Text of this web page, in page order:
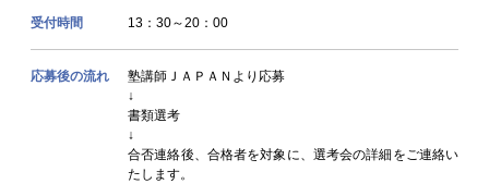
受付時間 13：30～20：00
応募後の流れ
塾講師ＪＡＰＡＮより応募
↓
書類選考
↓
合否連絡後、合格者を対象に、選考会の詳細をご連絡い
たします。